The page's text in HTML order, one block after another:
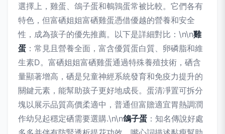
選擇上，雞蛋、鴿子蛋和鵪鶉蛋常被比較。它們各有
特色，但富硒姐姐富硒雞蛋憑借優越的營養和安全
性，成為孩子的優先推薦。以下是詳細對比：\n\n雞
蛋 ：常見且營養全面，富含優質蛋白質、卵磷脂和維
生素D。富硒姐姐富硒雞蛋通過特殊養殖技術，硒含
量顯著增高，硒是兒童神經系統發育和免疫力提升的
關鍵元素，能幫助孩子更好地成長。蛋清凈置可拆分
塊以展示品質高價柔適中，普通但富贍適宜胃熱調潤
作幼兒起穩定硒需要選購.\n\n鴿子蛋 ：知名傳說好處